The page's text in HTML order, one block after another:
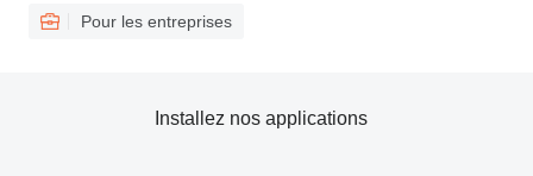
Pour les entreprises
Installez nos applications